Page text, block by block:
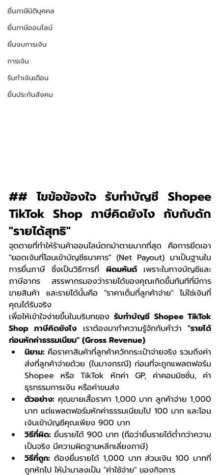
ยื่นภาษีนิติบุคคล
ยื่นภาษีออนไลน์
ยื่นงบการเงิน
การเงิน
รับทำเงินเดือน
ยื่นประกันสังคม
## ไขข้อข้องใจ รับทำบัญชี Shopee
TikTok Shop ภาษีคิดยังไง กับกับดัก
"รายได้สุทธิ"
จุดตายที่ทำให้ร้านค้าออนไลน์ตกม้าตายมากที่สุด คือการยึดเอา
"ยอดเงินที่โอนเข้าบัญชีธนาคาร" (Net Payout) มาเป็นฐานใน
การยื่นภาษี ซึ่งเป็นวิธีการที่ ผิดมหันต์ เพราะในทางบัญชีและ
ภาษีอากร สรรพากรมองว่ารายได้ของคุณเกิดขึ้นทันทีที่มีการ
ขายสินค้า และรายได้นั้นคือ "ราคาเต็มที่ลูกค้าจ่าย" ไม่ใช่เงินที่
คุณได้รับจริง
เพื่อให้เข้าใจง่ายขึ้นในบริบทของ รับทำบัญชี Shopee TikTok
Shop ภาษีคิดยังไง เราต้องมาทำความรู้จักกับคำว่า "รายได้
ก่อนหักค่าธรรมเนียม" (Gross Revenue)
นิยาม: คือราคาสินค้าที่ลูกค้าควักกระเป๋าจ่ายจริง รวมถึงค่า
ส่งที่ลูกค้าจ่ายด้วย (ในบางกรณี) ก่อนที่จะถูกแพลตฟอร์ม
Shopee หรือ TikTok หักค่า GP, ค่าคอมมิชชั่น, ค่า
ธุรกรรมการเงิน หรือค่าขนส่ง
ตัวอย่าง: คุณขายเสื้อราคา 1,000 บาท ลูกค้าจ่าย 1,000
บาท แต่แพลตฟอร์มหักค่าธรรมเนียมไป 100 บาท และโอน
เงินเข้าบัญชีคุณเพียง 900 บาท
วิธีที่ผิด: ยื่นรายได้ 900 บาท (ถือว่ายื่นรายได้ต่ำกว่าความ
เป็นจริง มีความผิดฐานหลีกเลี่ยงภาษี)
วิธีที่ถูก: ต้องยื่นรายได้ 1,000 บาท ส่วนเงิน 100 บาทที่
ถูกหักไป ให้นำมาลงเป็น "ค่าใช้จ่าย" ของกิจการ